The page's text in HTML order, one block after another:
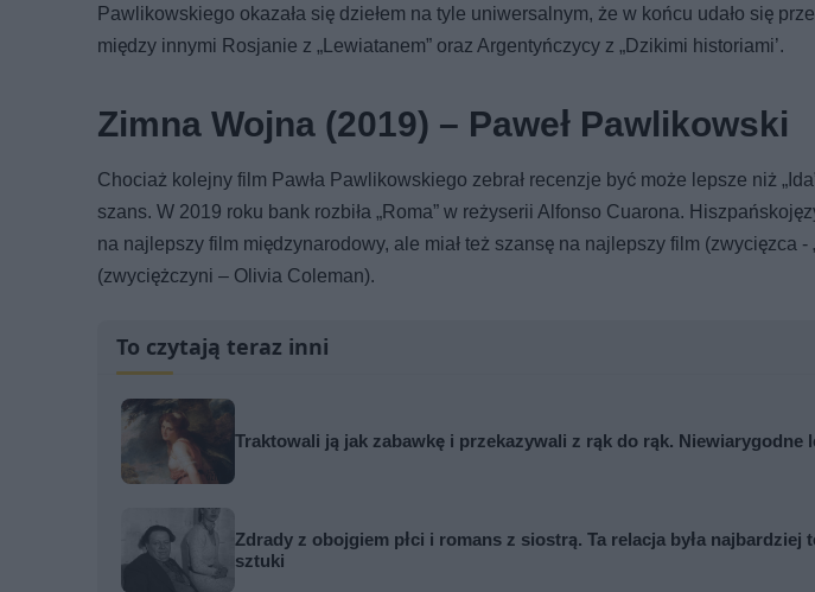
Pawlikowskiego okazała się dziełem na tyle uniwersalnym, że w końcu udało się
między innymi Rosjanie z „Lewiatanem” oraz Argentyńczycy z „Dzikimi historiami’.
Zimna Wojna (2019) – Paweł Pawlikowski
Chociaż kolejny film Pawła Pawlikowskiego zebrał recenzje być może lepsze niż
szans. W 2019 roku bank rozbiła „Roma” w reżyserii Alfonso Cuarona.
na najlepszy film międzynarodowy, ale miał też szansę na najlepszy film (zwycięzca -
(zwyciężczyni – Olivia Coleman).
To czytają teraz inni
Traktowali ją jak zabawkę i przekazywali z rąk do rąk. Niewiarygodne
Zdrady z obojgiem płci i romans z siostrą. Ta relacja była
sztuki